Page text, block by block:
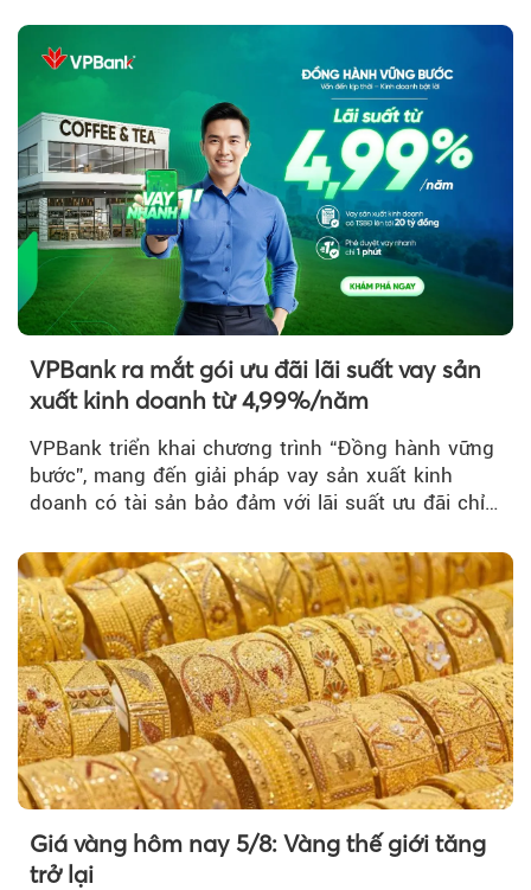
VPBank ra mắt gói ưu đãi lãi suất vay sản
xuất kinh doanh từ 4,99%/năm
VPBank triển khai chương trình “Đồng hành vững
bước”, mang đến giải pháp vay sản xuất kinh
doanh có tài sản bảo đảm với lãi suất ưu đãi chỉ
Giá vàng hôm nay 5/8: Vàng thế giới tăng
trở lại